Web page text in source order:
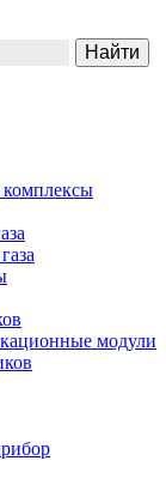
комплексы
модули